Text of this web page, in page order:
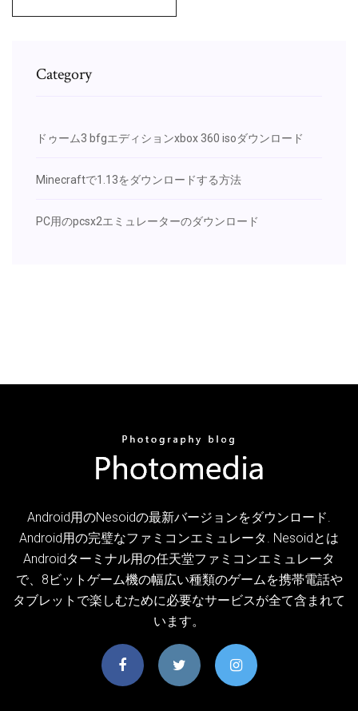
Category
ドゥーム3 bfgエディションxbox 360 isoダウンロード
Minecraftで1.13をダウンロードする方法
PC用のpcsx2エミュレーターのダウンロード
Android用のNesoidの最新バージョンをダウンロード.
Android用の完璧なファミコンエミュレータ. Nesoidとは
Androidターミナル用の任天堂ファミコンエミュレータ
で、8ビットゲーム機の幅広い種類のゲームを携帯電話や
タブレットで楽しむために必要なサービスが全て含まれて
います。